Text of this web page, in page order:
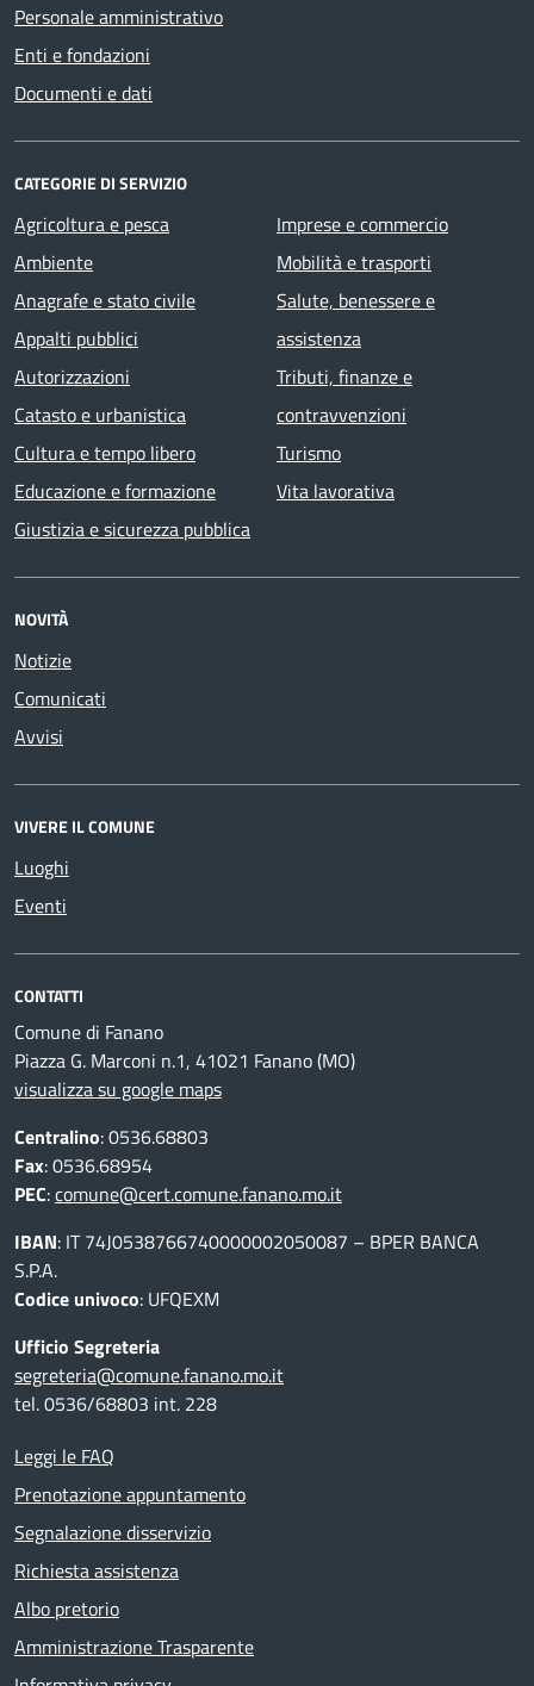
Personale amministrativo
Enti e fondazioni
Documenti e dati
CATEGORIE DI SERVIZIO
Agricoltura e pesca
Ambiente
Anagrafe e stato civile
Appalti pubblici
Autorizzazioni
Catasto e urbanistica
Cultura e tempo libero
Educazione e formazione
Giustizia e sicurezza pubblica
Imprese e commercio
Mobilità e trasporti
Salute, benessere e
assistenza
Tributi, finanze e
contravvenzioni
Turismo
Vita lavorativa
NOVITÀ
Notizie
Comunicati
Avvisi
VIVERE IL COMUNE
Luoghi
Eventi
CONTATTI
Comune di Fanano
Piazza G. Marconi n.1, 41021 Fanano (MO)
visualizza su google maps
Centralino: 0536.68803
Fax: 0536.68954
PEC:comune@cert.comune.fanano.mo.it
IBAN: IT 74J0538766740000002050087 – BPER BANCA
S.P.A.
Codice univoco: UFQEXM
Ufficio Segreteria
segreteria@comune.fanano.mo.it
tel. 0536/68803 int. 228
Leggi le FAQ
Prenotazione appuntamento
Segnalazione disservizio
Richiesta assistenza
Albo pretorio
Amministrazione Trasparente